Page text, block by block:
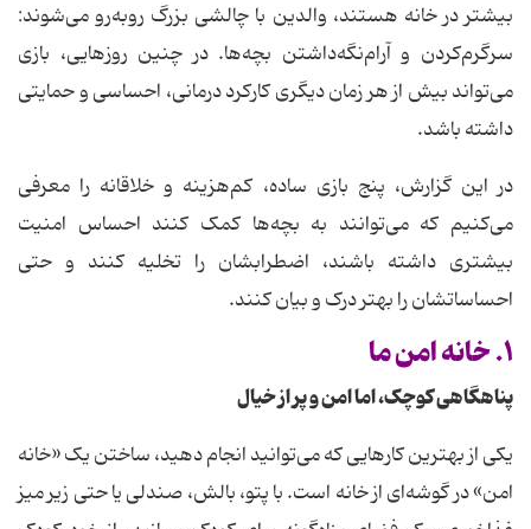
بیشتر در خانه هستند، والدین با چالشی بزرگ روبه‌رو می‌شوند:
سرگرم‌کردن و آرام‌نگه‌داشتن بچه‌ها. در چنین روزهایی، بازی
می‌تواند بیش از هر زمان دیگری کارکرد درمانی، احساسی و حمایتی
داشته باشد.
در این گزارش، پنج بازی ساده، کم‌هزینه و خلاقانه را معرفی
می‌کنیم که می‌توانند به بچه‌ها کمک کنند احساس امنیت
بیشتری داشته باشند، اضطرابشان را تخلیه کنند و حتی
احساساتشان را بهتر درک و بیان کنند.
۱. خانه امن ما
پناهگاهی کوچک، اما امن و پر از خیال
یکی از بهترین کارهایی که می‌توانید انجام دهید، ساختن یک «خانه
امن» در گوشه‌ای از خانه است. با پتو، بالش، صندلی یا حتی زیر میز